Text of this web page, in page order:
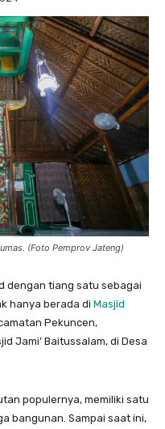
(Foto Pemprov Jateng)
dengan tiang satu sebagai
hanya berada di Masjid
Pekuncen,
Jami’ Baitussalam, di Desa
populernya, memiliki satu
bangunan. Sampai saat ini,